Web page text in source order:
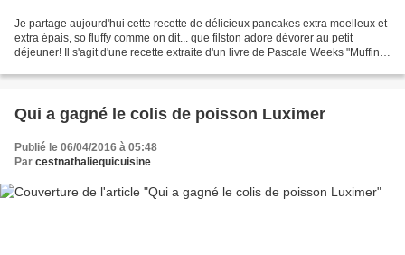
Je partage aujourd'hui cette recette de délicieux pancakes extra moelleux et
extra épais, so fluffy comme on dit... que filston adore dévorer au petit
déjeuner! Il s'agit d'une recette extraite d'un livre de Pascale Weeks "Muffins
Qui a gagné le colis de poisson Luximer
Publié le 06/04/2016 à 05:48
Par cestnathaliequicuisine